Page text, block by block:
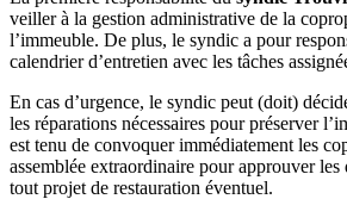
veiller à la gestion administrative de la
l’immeuble. De plus, le syndic a pour
calendrier d’entretien avec les tâches
En cas d’urgence, le syndic peut (doit)
les réparations nécessaires pour préserver
est tenu de convoquer immédiatement les
assemblée extraordinaire pour approuver les
tout projet de restauration éventuel.